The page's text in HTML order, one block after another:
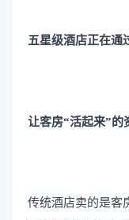
五星级酒店正在通
让客房“活起来”的
传统酒店卖的是客